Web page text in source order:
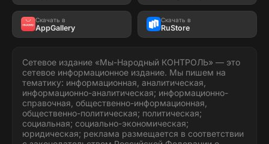
Скачать в
AppGallery
Скачать в
RuStore
Сетевое издание «Мы-Народный КОНТРОЛЬ» — это
сетевое информационное издание. Мы пишем на
тематику: информационная, аналитическая,
информационно-аналитическая; информационно-
справочная, общественно-информационная,
общественно-политическая; политическая;
социальная; социально-экономическая;
юридическая; реклама размещается в соответствии